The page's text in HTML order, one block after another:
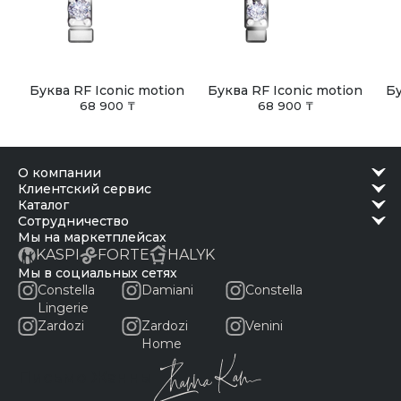
Буква RF Iconic motion
68 900 ₸
Буква RF Iconic motion
68 900 ₸
о компании
клиентский сервис
каталог
сотрудничество
Мы на маркетплейсах
KASPI FORTE HALYK
Мы в социальных сетях
Constella
Lingerie
Damiani Constella
Zardozi
Zardozi
Home
Venini